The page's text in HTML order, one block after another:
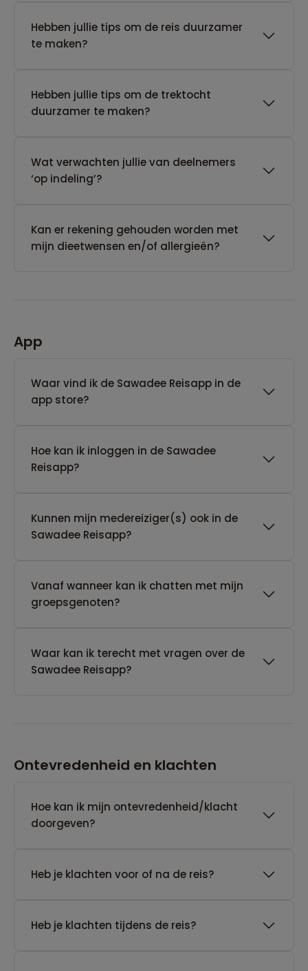
Hebben jullie tips om de reis duurzamer
te maken?
Hebben jullie tips om de trektocht
duurzamer te maken?
Wat verwachten jullie van deelnemers
‘op indeling’?
Kan er rekening gehouden worden met
mijn dieetwensen en/of allergieën?
App
Waar vind ik de Sawadee Reisapp in de
app store?
Hoe kan ik inloggen in de Sawadee
Reisapp?
Kunnen mijn medereiziger(s) ook in de
Sawadee Reisapp?
Vanaf wanneer kan ik chatten met mijn
groepsgenoten?
Waar kan ik terecht met vragen over de
Sawadee Reisapp?
Ontevredenheid en klachten
Hoe kan ik mijn ontevredenheid/klacht
doorgeven?
Heb je klachten voor of na de reis?
Heb je klachten tijdens de reis?